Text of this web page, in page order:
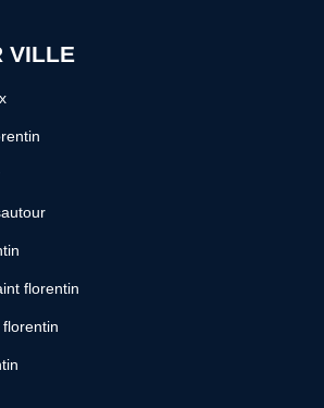
VILLE
florentin